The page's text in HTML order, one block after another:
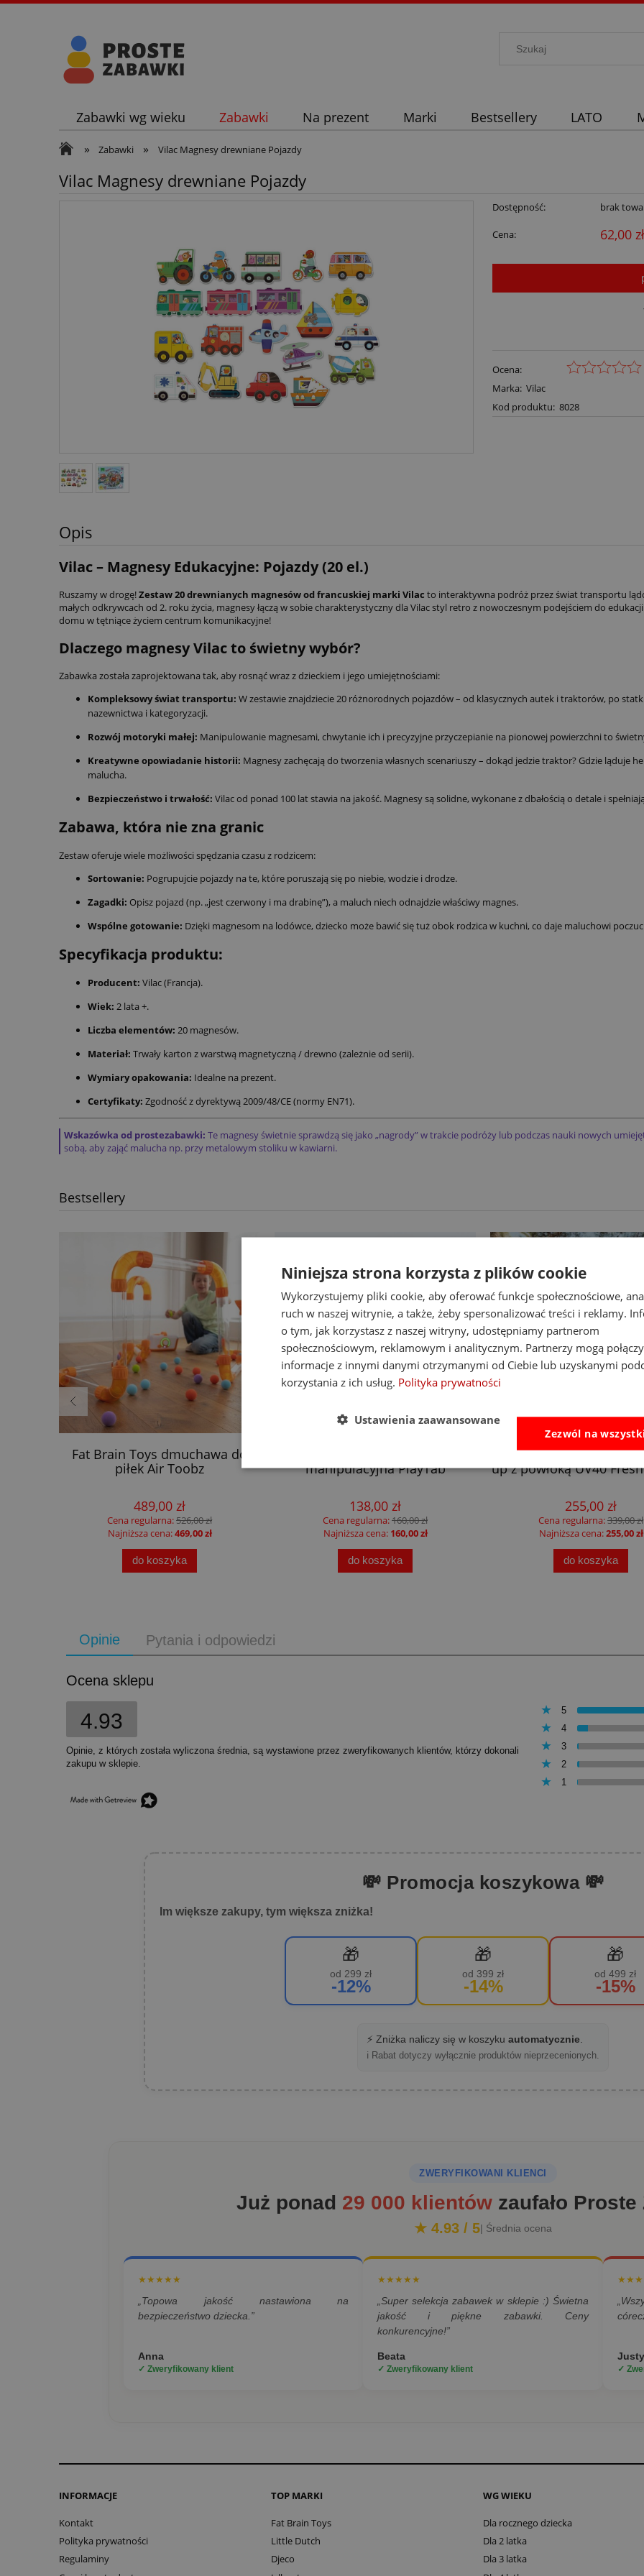
Zabawki wg wieku Zabawki Na prezent Marki Bestsellery LATO
» Zabawki » Vilac Magnesy drewniane Pojazdy
Vilac Magnesy drewniane Pojazdy
Dostępność: brak
Cena: 62,00 zł
Ocena:
Marka: Vilac
Kod produktu: 8028
Opis
Vilac – Magnesy Edukacyjne: Pojazdy (20 el.)
Ruszamy w drogę!Zestaw 20 drewnianych magnesów od francuskiej marki Vilac to interaktywna podróż przez świat transportu
małych odkrywcach od 2. roku życia, magnesy łączą w sobie charakterystyczny dla Vilac styl retro z nowoczesnym podejściem do
domu w tętniące życiem centrum komunikacyjne!
Dlaczego magnesy Vilac to świetny wybór?
Zabawka została zaprojektowana tak, aby rosnąć wraz z dzieckiem i jego umiejętnościami:
Kompleksowy świat transportu: W zestawie znajdziecie 20 różnorodnych pojazdów – od klasycznych autek i traktorów, po
nazewnictwa i kategoryzacji.
Rozwój motoryki małej: Manipulowanie magnesami, chwytanie ich i precyzyjne przyczepianie na pionowej powierzchni to
Kreatywne opowiadanie historii: Magnesy zachęcają do tworzenia własnych scenariuszy – dokąd jedzie traktor? Gdzie ląduje
malucha.
Bezpieczeństwo i trwałość: Vilac od ponad 100 lat stawia na jakość. Magnesy są solidne, wykonane z dbałością o detale i
Zabawa, która nie zna granic
Zestaw oferuje wiele możliwości spędzania czasu z rodzicem:
Sortowanie: Pogrupujcie pojazdy na te, które poruszają się po niebie, wodzie i drodze.
Zagadki: Opisz pojazd (np. „jest czerwony i ma drabinę”), a maluch niech odnajdzie właściwy magnes.
Wspólne gotowanie: Dzięki magnesom na lodówce, dziecko może bawić się tuż obok rodzica w kuchni, co daje maluchowi
Specyfikacja produktu:
Producent: Vilac (Francja).
Wiek: 2 lata +.
Liczba elementów: 20 magnesów.
Materiał: Trwały karton z warstwą magnetyczną / drewno (zależnie od serii).
Wymiary opakowania: Idealne na prezent.
Certyfikaty: Zgodność z dyrektywą 2009/48/CE (normy EN71).
Wskazówka od prostezabawki: Te magnesy świetnie sprawdzą się jako „nagrody” w trakcie podróży lub podczas nauki nowych
sobą, aby zająć malucha np. przy metalowym stoliku w kawiarni.
Bestsellery
Fat Brain Toys dmuchawa do
piłek Air Toobz
489,00 zł
Cena regularna:526,00 zł
Najniższa cena:469,00 zł
do koszyka
manipulacyjna PlayTab
138,00 zł
Cena regularna:160,00 zł
Najniższa cena: 160,00 zł
do koszyka
Little Dutch namiot
up z powłoką UV40
255,00 zł
Cena regularna:339,00 zł
Najniższa cena:255,00 zł
do koszyka
Opinie Pytania i odpowiedzi
Ocena sklepu
4.93
Opinie, z których została wyliczona średnia, są wystawione przez zweryfikowanych klientów, którzy dokonali
zakupu w sklepie.
5
4
3
2
1
💸 Promocja koszykowa 💸
Im większe zakupy, tym większa zniżka!
🎁
od 299 zł
-12%
🎁
od 399 zł
-14%
🎁
od 499 zł
-15%
⚡ Zniżka naliczy się w koszyku automatycznie
ℹ️ Rabat dotyczy wyłącznie produktów nieprzecenionych.
ZWERYFIKOWANI KLIENCI
Już ponad 29 000 klientów zaufało
★ 4.93 / 5| Średnia ocena
★★★★★
„Topowa jakość nastawiona na
bezpieczeństwo dziecka.”
Anna
✓ Zweryfikowany klient
★★★★★
„Super selekcja zabawek w sklepie :) Świetna
jakość i piękne zabawki. Ceny
konkurencyjne!”
Beata
✓ Zweryfikowany klient ✓
INFORMACJE
Kontakt
Polityka prywatności
Regulaminy
TOP MARKI
Fat Brain Toys
Little Dutch
Djeco
WG WIEKU
Dla rocznego dziecka
Dla 2 latka
Dla 3 latka
Niniejsza strona korzysta z plików cookie
Wykorzystujemy pliki cookie, aby oferować funkcje społecznościowe,
ruch w naszej witrynie, a także, żeby spersonalizować treści i reklamy.
o tym, jak korzystasz z naszej witryny, udostępniamy partnerom
społecznościowym, reklamowym i analitycznym. Partnerzy mogą
informacje z innymi danymi otrzymanymi od Ciebie lub uzyskanymi
korzystania z ich usług. Polityka prywatności
Zezwól na
Ustawienia zaawansowane